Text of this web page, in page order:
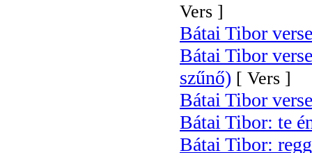
Vers ]
Bátai Tibor
Bátai Tibor
szűnő) [ Vers ]
Bátai Tibor
Bátai Tibor: te
Bátai Tibor: